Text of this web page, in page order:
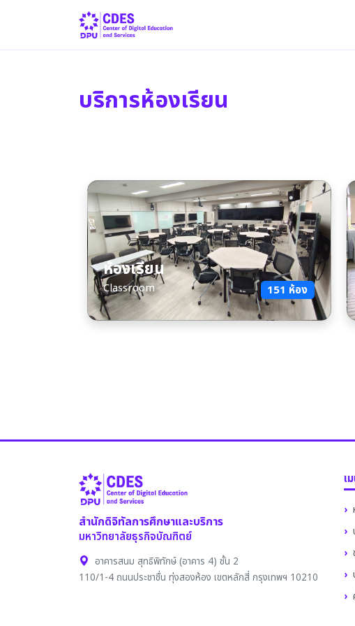
บริการห้องเรียน
ห้องเรียน
Classroom 151 ห้อง
สำนักดิจิทัลการศึกษาและบริการ
มหาวิทยาลัยธุรกิจบัณฑิตย์
อาคารสนม สุทธิพิทักษ์ (อาคาร 4) ชั้น 2
110/1-4 ถนนประชาชื่น ทุ่งสองห้อง เขตหลักสี่ กรุงเทพฯ 10210
เ